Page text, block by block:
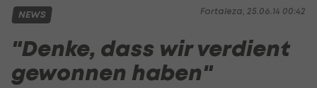
Fortaleza, 25.06.14 00:42
NEWS
"Denke, dass wir verdient
gewonnen haben"